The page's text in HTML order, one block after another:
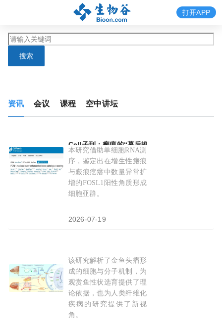
搜索
打开APP
资讯 会议 课程 空中讲坛
Cell子刊：瘢痕的“幕后推手”：龙笑等团队发现
本研究借助单细胞RNA测
序，鉴定出在增生性瘢痕
与瘢痕疙瘩中数量异常扩
增的FOSL1阳性角质形成
细胞亚群。
2026-07-19
研究揭示金鱼头瘤形成的细胞
该研究解析了金鱼头瘤形
成的细胞与分子机制，为
观赏鱼性状选育提供了理
论依据，也为人类纤维化
疾病的研究提供了新视
角。